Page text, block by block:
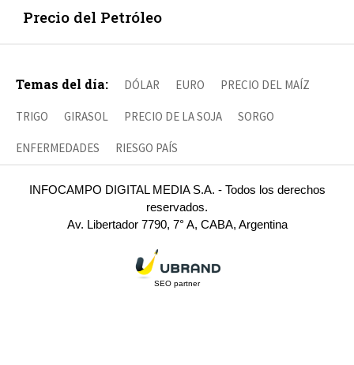
Precio del Petróleo
Temas del día: DÓLAR EURO PRECIO DEL MAÍZ
TRIGO GIRASOL PRECIO DE LA SOJA SORGO
ENFERMEDADES RIESGO PAÍS
INFOCAMPO DIGITAL MEDIA S.A. - Todos los derechos
reservados.
Av. Libertador 7790, 7° A, CABA, Argentina
SEO partner